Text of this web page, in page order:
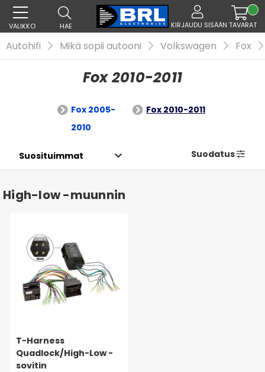
VALIKKO HAE KIRJAUDU SISÄÄN TAVARAT
Autohifi Mikä sopii autooni Volkswagen Fox
Fox 2010-2011
Fox 2005-
2010
Fox 2010-2011
Suodatus
High-low -muunnin
T-Harness
Quadlock/High-Low -
sovitin